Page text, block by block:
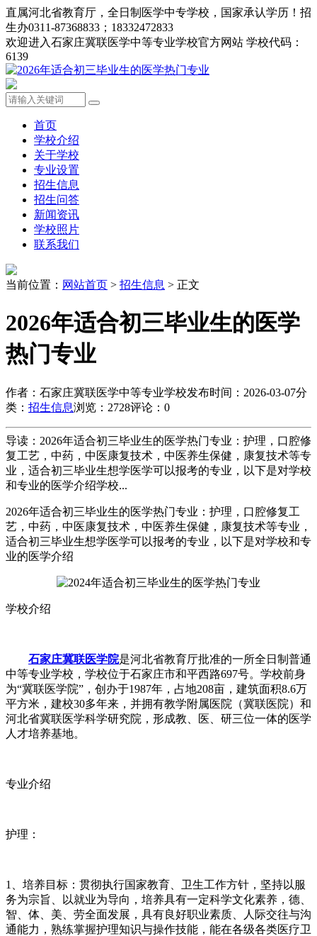
直属河北省教育厅，全日制医学中专学校，国家承认学历！招
生办0311-87368833；18332472833
欢迎进入石家庄冀联医学中等专业学校官方网站 学校代码：
6139
首页
学校介绍
关于学校
专业设置
招生信息
招生问答
新闻资讯
学校照片
联系我们
当前位置： 网站首页 > 招生信息 > 正文
2026年适合初三毕业生的医学
热门专业
作者：石家庄冀联医学中等专业学校发布时间：2026-03-07分
类： 招生信息浏览：2728评论：0
导读：2026年适合初三毕业生的医学热门专业：护理，口腔修
复工艺，中药，中医康复技术，中医养生保健，康复技术等专
业，适合初三毕业生想学医学可以报考的专业，以下是对学校
和专业的医学介绍学校...
2026年适合初三毕业生的医学热门专业：护理，口腔修复工
艺，中药，中医康复技术，中医养生保健，康复技术等专业，
适合初三毕业生想学医学可以报考的专业，以下是对学校和专
业的医学介绍
学校介绍
石家庄冀联医学院是河北省教育厅批准的一所全日制普通
中等专业学校，学校位于石家庄市和平西路697号。学校前身
为“冀联医学院”，创办于1987年，占地208亩，建筑面积8.6万
平方米，建校30多年来，并拥有教学附属医院（冀联医院）和
河北省冀联医学科学研究院，形成教、医、研三位一体的医学
人才培养基地。
专业介绍
护理：
1、培养目标：贯彻执行国家教育、卫生工作方针，坚持以服
务为宗旨、以就业为导向，培养具有一定科学文化素养，德、
智、体、美、劳全面发展，具有良好职业素质、人际交往与沟
通能力，熟练掌握护理知识与操作技能，能在各级各类医疗卫